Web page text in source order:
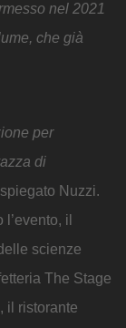
nel 2021
che già
per
di
spiegato Nuzzi.
il
scienze
The Stage
il ristorante